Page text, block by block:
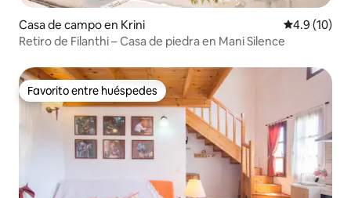
Casa de campo en Krini Calificación
4.9 (10)
Retiro de Filanthi – Casa de piedra en Mani Silence
Favorito entre huéspedes
Favorito entre huéspedes